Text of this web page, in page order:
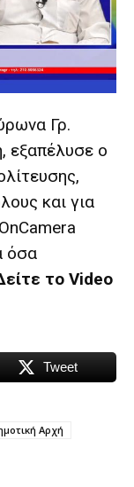
Γρ.
εξαπέλυσε ο
και για
όσα
το Video
Tweet
Αρχή